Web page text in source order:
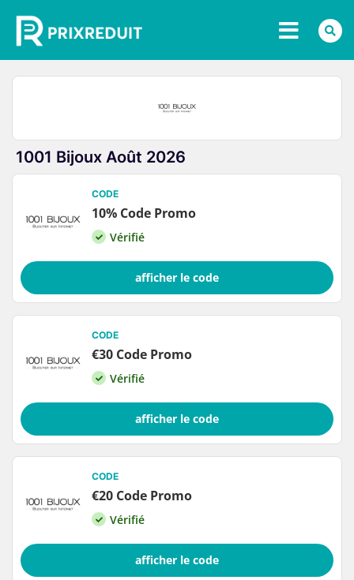
1001 Bijoux Août 2026
CODE
10% Code Promo
Vérifié
afficher le code
CODE
€30 Code Promo
Vérifié
afficher le code
CODE
€20 Code Promo
Vérifié
afficher le code